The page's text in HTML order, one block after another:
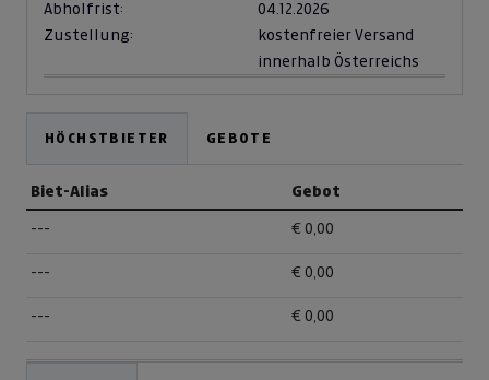
Abholfrist:
04.12.2026
Zustellung:
kostenfreier Versand
innerhalb Österreichs
HÖCHSTBIETER GEBOTE
Biet-Alias Gebot
--- € 0,00
--- € 0,00
--- € 0,00